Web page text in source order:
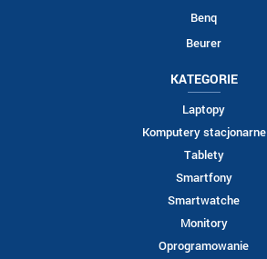
Benq
Beurer
KATEGORIE
Laptopy
Komputery stacjonarne
Tablety
Smartfony
Smartwatche
Monitory
Oprogramowanie